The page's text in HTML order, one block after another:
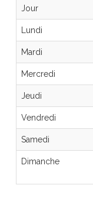
Jour
Lundi
Mardi
Mercredi
Jeudi
Vendredi
Samedi
Dimanche